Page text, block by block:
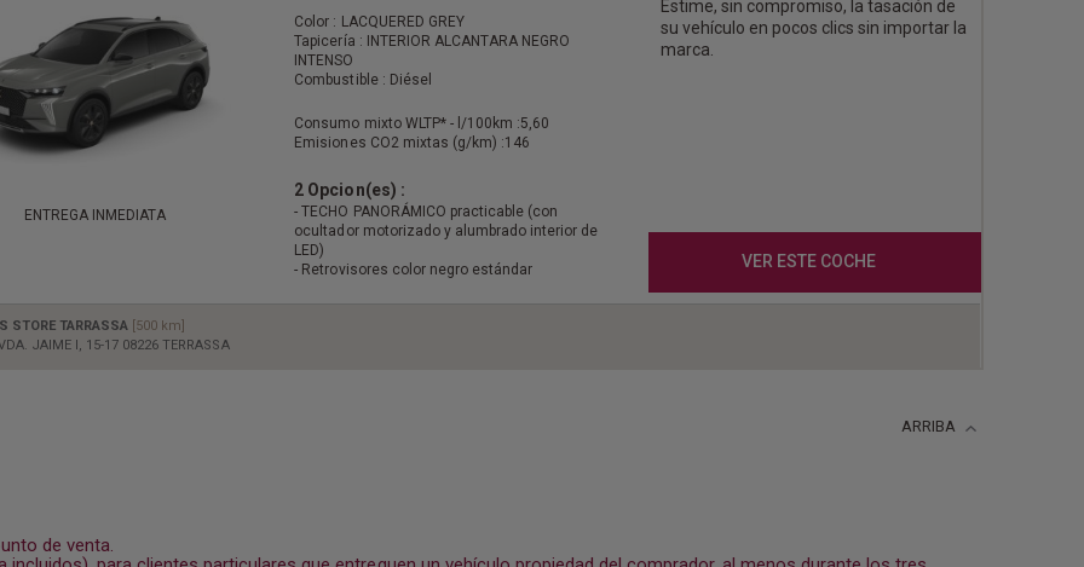
ENTREGA INMEDIATA
Color : LACQUERED GREY
Tapicería : INTERIOR ALCANTARA NEGRO
INTENSO
Combustible : Diésel
Consumo mixto WLTP* - l/100km :5,60
Emisiones CO2 mixtas (g/km) :146
2 Opcion(es) :
- TECHO PANORÁMICO practicable (con
ocultador motorizado y alumbrado interior de
LED)
- Retrovisores color negro estándar
Estime, sin compromiso, la tasación de
su vehículo en pocos clics sin importar la
marca.
VER ESTE COCHE
STORE TARRASSA [500 km]
JAIME I, 15-17 08226 TERRASSA
ARRIBA
de venta.